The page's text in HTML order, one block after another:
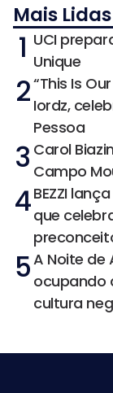
Mais Lidas
1 UCI
Unique
2“This Is
Iordz,
Pessoa
3 Carol
Campo
4BEZZI
que
5A Noite de
ocupando
cultura